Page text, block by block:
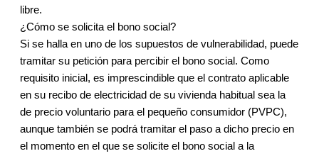
libre.
¿Cómo se solicita el bono social?
Si se halla en uno de los supuestos de vulnerabilidad, puede
tramitar su petición para percibir el bono social. Como
requisito inicial, es imprescindible que el contrato aplicable
en su recibo de electricidad de su vivienda habitual sea la
de precio voluntario para el pequeño consumidor (PVPC),
aunque también se podrá tramitar el paso a dicho precio en
el momento en el que se solicite el bono social a la